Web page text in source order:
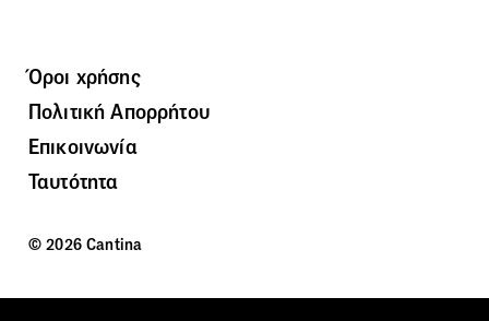
Όροι χρήσης
Πολιτική Απορρήτου
Επικοινωνία
Ταυτότητα
© 2026 Cantina